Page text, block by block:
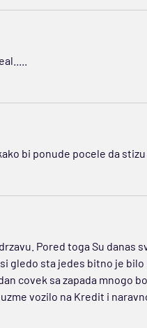
bi ponude pocele da
Pored toga Su danas
gledo sta jedes bitno je bilo
covek sa zapada mnogo
vozilo na Kredit i